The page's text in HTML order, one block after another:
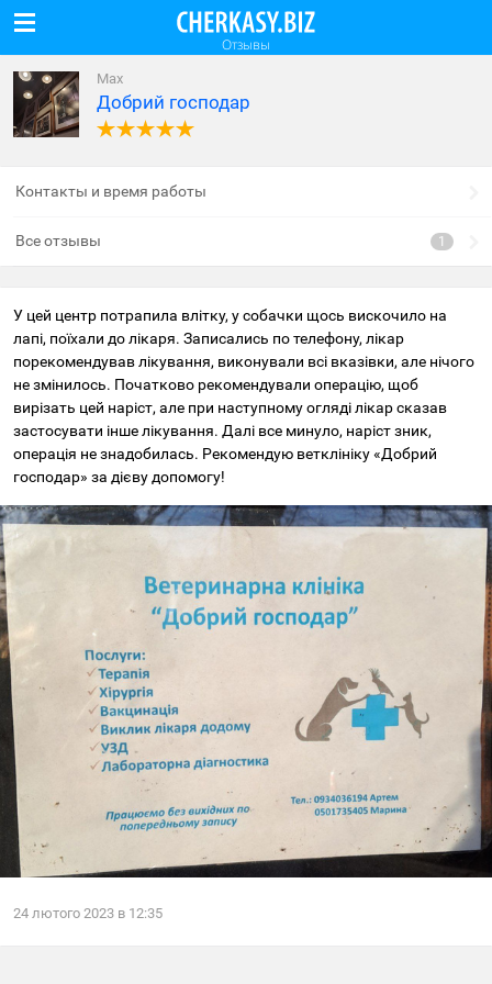
Отзывы
Max
Добрий господар
Контакты и время работы
Все отзывы
У цей центр потрапила влітку, у собачки щось вискочило на
лапі, поїхали до лікаря. Записались по телефону, лікар
порекомендував лікування, виконували всі вказівки, але нічого
не змінилось. Початково рекомендували операцію, щоб
вирізать цей наріст, але при наступному огляді лікар сказав
застосувати інше лікування. Далі все минуло, наріст зник,
операція не знадобилась. Рекомендую ветклініку «Добрий
господар» за дієву допомогу!
24 лютого 2023 в 12:35